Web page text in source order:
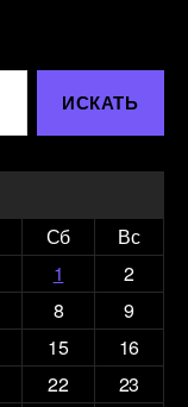
Сб
Вс
1
2
8
9
15
16
22
23